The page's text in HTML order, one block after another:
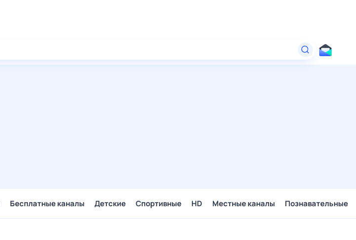
Бесплатные каналы Детские Спортивные HD Местные каналы Познавательные